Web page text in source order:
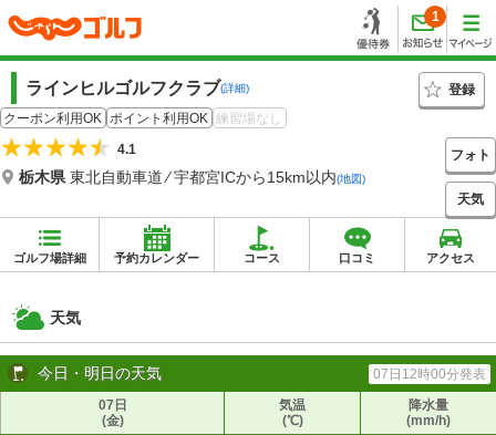
1
ラインヒルゴルフクラブ(詳細)
登録
クーポン利用OK ポイント利用OK 練習場なし
4.1
栃木県 東北自動車道 ⁄ 宇都宮ICから15km以内(地図)
フォト
天気
ゴルフ場詳細 予約カレンダー コース 口コミ アクセス
天気
今日・明日の天気
07日12時00分発表
07日
(金)
気温
(℃)
降水量
(mm/h)